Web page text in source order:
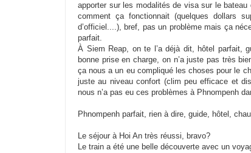
apporter sur les modalités de visa sur le
comment ça fonctionnait (quelques dollars
d’officiel....), bref, pas un problème mais ça
parfait.
À Siem Reap, on te l’a déjà dit, hôtel parfait,
bonne prise en charge, on n’a juste pas très
ça nous a un eu compliqué les choses pour le
juste au niveau confort (clim peu efficace et
nous n’a pas eu ces problèmes à Phnompenh
Phnompenh parfait, rien à dire, guide, hôtel,
Le séjour à Hoi An très réussi, bravo?
Le train a été une belle découverte avec un